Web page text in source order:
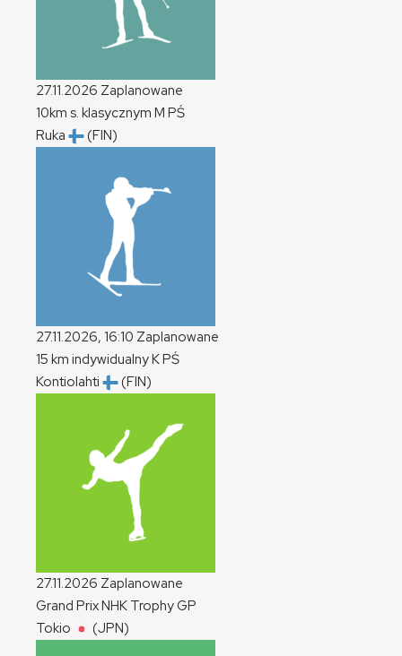
27.11.2026 Zaplanowane
10km s. klasycznym M PŚ
Ruka
(FIN)
27.11.2026, 16:10 Zaplanowane
15 km indywidualnyKPŚ
Kontiolahti
(FIN)
27.11.2026 Zaplanowane
Grand Prix NHK TrophyGP
Tokio
(JPN)